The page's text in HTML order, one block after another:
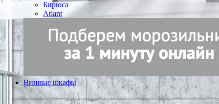
Бирюса
Atlant
Винные шкафы